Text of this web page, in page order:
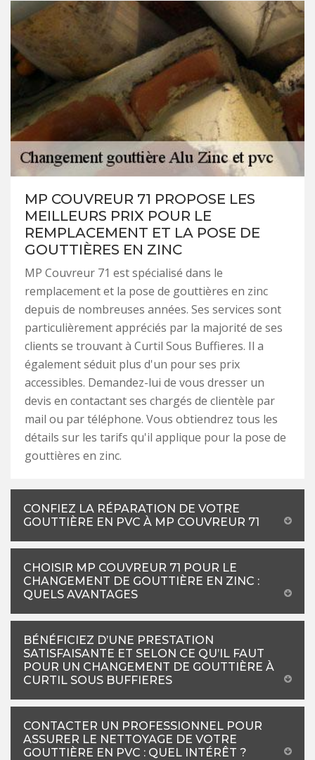
MP COUVREUR 71 PROPOSE LES
MEILLEURS PRIX POUR LE
REMPLACEMENT ET LA POSE DE
GOUTTIÈRES EN ZINC
MP Couvreur 71 est spécialisé dans le
remplacement et la pose de gouttières en zinc
depuis de nombreuses années. Ses services sont
particulièrement appréciés par la majorité de ses
clients se trouvant à Curtil Sous Buffieres. Il a
également séduit plus d'un pour ses prix
accessibles. Demandez-lui de vous dresser un
devis en contactant ses chargés de clientèle par
mail ou par téléphone. Vous obtiendrez tous les
détails sur les tarifs qu'il applique pour la pose de
gouttières en zinc.
CONFIEZ LA RÉPARATION DE VOTRE
GOUTTIÈRE EN PVC À MP COUVREUR 71
CHOISIR MP COUVREUR 71 POUR LE
CHANGEMENT DE GOUTTIÈRE EN ZINC :
QUELS AVANTAGES
BÉNÉFICIEZ D’UNE PRESTATION
SATISFAISANTE ET SELON CE QU’IL FAUT
POUR UN CHANGEMENT DE GOUTTIÈRE À
CURTIL SOUS BUFFIERES
CONTACTER UN PROFESSIONNEL POUR
ASSURER LE NETTOYAGE DE VOTRE
GOUTTIÈRE EN PVC : QUEL INTÉRÊT ?